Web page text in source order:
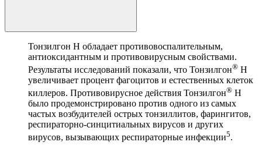
Тонзилгон Н обладает противовоспалительным,
антиоксидантным и противовирусным свойствами.
Результаты исследований показали, что Тонзилгон® Н
увеличивает процент фагоцитов и естественных клеток
киллеров. Противовирусное действия Тонзилгон® Н
было продемонстрировано против одного из самых
частых возбудителей острых тонзиллитов, фарингитов,
респираторно-синцитиальных вирусов и других
вирусов, вызывающих респираторные инфекции5.